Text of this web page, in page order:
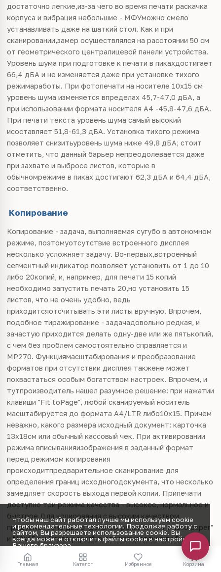
достаточно легкие,из-за чего во время печати раскачка
корпуса и вибрация небольшие - МФУможно смело
устанавливать даже на шаткий стол. Как и при
сканировании,замер осуществлялся на расстоянии 50 см
от геометрического централицевой панели устройства.
Уровень шума при подготовке к печати в пикахдостигает
66,4 дБА и не изменяется даже при установке тихого
режимаработы. При фотопечати на носителе 10х15 см
уровень шума изменяется впределах 45,7-47,0 дБА, а
при использовании формата носителя А4 -45,8-47,6 дБА.
При печати текста уровень шума самый высокий
исоставляет 51,8-61,3 дБА. Установка тихого режима
позволяет снизитьуровень шума ниже 49,8 дБА; стоит
отметить, что данный барьер непреодолевается даже
при захвате и выбросе листов, которые в
обычномрежиме в пиках достигают 62,3 дБА и 64,4 дБА,
соответственно.
Копирование
Копирование - задача, выполняемая сугубо в автономном
режиме, поэтомуотсутствие встроенного дисплея
несколько усложняет задачу. Во-первых,встроенный
сегментный индикатор позволяет установить от 1 до 10
либо 20копий, и, например, для печати 15 копий
необходимо запустить печать 20,но установить 15
листов, что не очень удобно, ведь
приходитсяотсчитывать эти листы вручную. Впрочем,
подобное тиражирование - задачадовольно редкая, и
зачастую приходится делать одну-две или же пятькопий,
с чем без проблем самостоятельно справляется и
MP270. Функциямасштабирования и преобразование
форматов при отсутствии дисплея такжене может
похвастаться особым богатством настроек. Впрочем, и
тутпроизводитель нашел разумное решение: при нажатии
клавиши "Fit toPage", любой сканируемый носитель
масштабируется до формата A4/LTR либо10х15. Причем
неважно, какого размера исходный документ: карточка
13х18см или обычный кассовый чек. При активировании
режима вписыванияизображения в заданный формат
перед режимом копирования
происходитпредварительное сканирование для
определения границ исходногодокумента, что несколько
замедляет скорость выхода первой копии. Припечати
доступно три режима качества - высокое, нормальное и
быстрое.Для копирования с высоким качеством
предусмотрено два отдельных режима- "A4 Photo paper"
и "10х15 см Photo paper", а для копирования вобычном и
быстром режимах только "A4 Plane paper". Причем для
запускакопирования в быстром режиме клавишу цветного
Главная Каталог Избранное Корзина
Чтобы наш сайт работал лучше мы используем cookie
и рекомендательные технологии. Продолжая работу с
сайтом, Вы разрешаете использование cookie. Вы
всегда можете отключить файлы cookie в настройках
Вашего браузера.
Принять